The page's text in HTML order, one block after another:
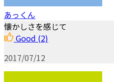
あっくん
懐かしさを感じて
Good (2)
2017/07/12